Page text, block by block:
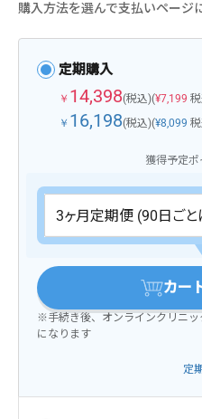
購入方法を選んで支払いページ
定期購入
￥ 14,398(税込)(¥7,199
￥ 16,198(税込)(¥8,099
獲得予定ポ
カー
※手続き後、オンラインクリニ
になります
定